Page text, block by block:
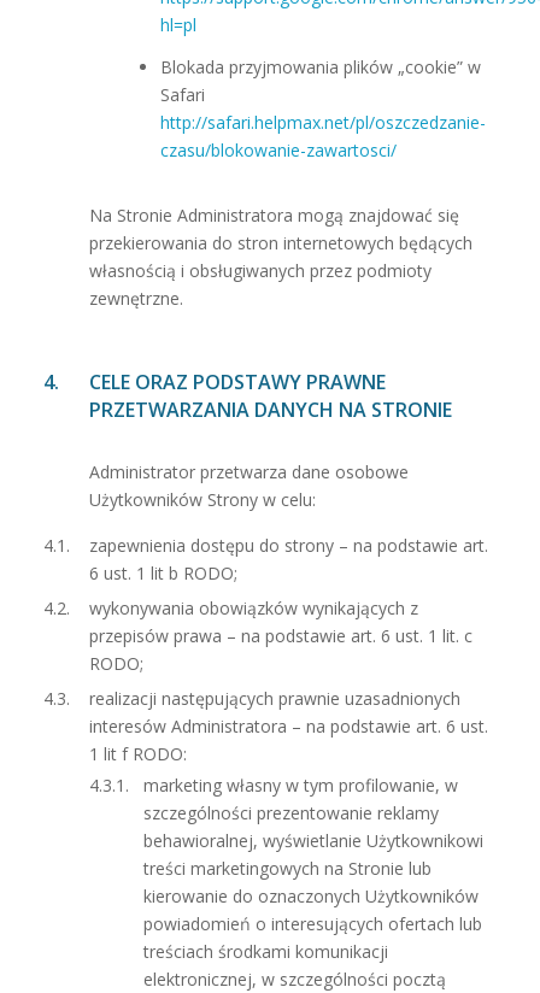
hl=pl
Blokada przyjmowania plików „cookie” w
Safari
http://safari.helpmax.net/pl/oszczedzanie-
czasu/blokowanie-zawartosci/
Na Stronie Administratora mogą znajdować się
przekierowania do stron internetowych będących
własnością i obsługiwanych przez podmioty
zewnętrzne.
CELE ORAZ PODSTAWY PRAWNE
PRZETWARZANIA DANYCH NA STRONIE
Administrator przetwarza dane osobowe
Użytkowników Strony w celu:
zapewnienia dostępu do strony – na podstawie art.
6 ust. 1 lit b RODO;
wykonywania obowiązków wynikających z
przepisów prawa – na podstawie art. 6 ust. 1 lit. c
RODO;
realizacji następujących prawnie uzasadnionych
interesów Administratora – na podstawie art. 6 ust.
1 lit f RODO:
marketing własny w tym profilowanie, w
szczególności prezentowanie reklamy
behawioralnej, wyświetlanie Użytkownikowi
treści marketingowych na Stronie lub
kierowanie do oznaczonych Użytkowników
powiadomień o interesujących ofertach lub
treściach środkami komunikacji
elektronicznej, w szczególności pocztą